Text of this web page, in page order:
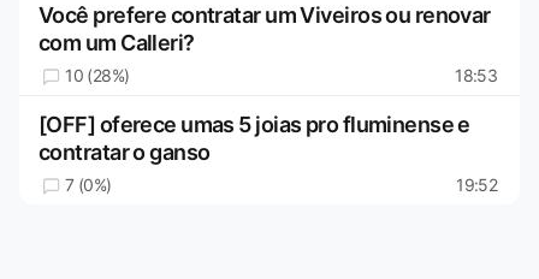
Você prefere contratar um Viveiros ou renovar
com um Calleri?
10 (28%) 18:53
[OFF] oferece umas 5 joias pro fluminense e
contratar o ganso
7 (0%) 19:52